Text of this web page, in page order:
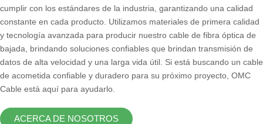
cumplir con los estándares de la industria, garantizando una calidad
constante en cada producto. Utilizamos materiales de primera calidad
y tecnología avanzada para producir nuestro cable de fibra óptica de
bajada, brindando soluciones confiables que brindan transmisión de
datos de alta velocidad y una larga vida útil. Si está buscando un cable
de acometida confiable y duradero para su próximo proyecto, OMC
Cable está aquí para ayudarlo.
ACERCA DE NOSOTROS